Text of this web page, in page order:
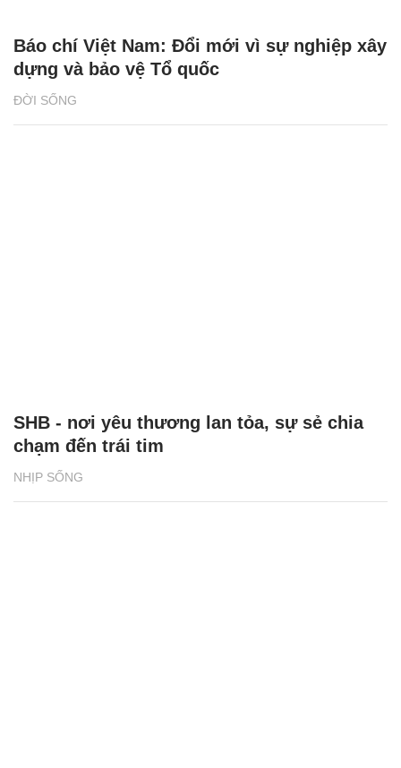
ĐỜI SỐNG
Báo chí Việt Nam: Đổi mới vì sự nghiệp xây
dựng và bảo vệ Tổ quốc
NHỊP SỐNG
SHB - nơi yêu thương lan tỏa, sự sẻ chia
chạm đến trái tim